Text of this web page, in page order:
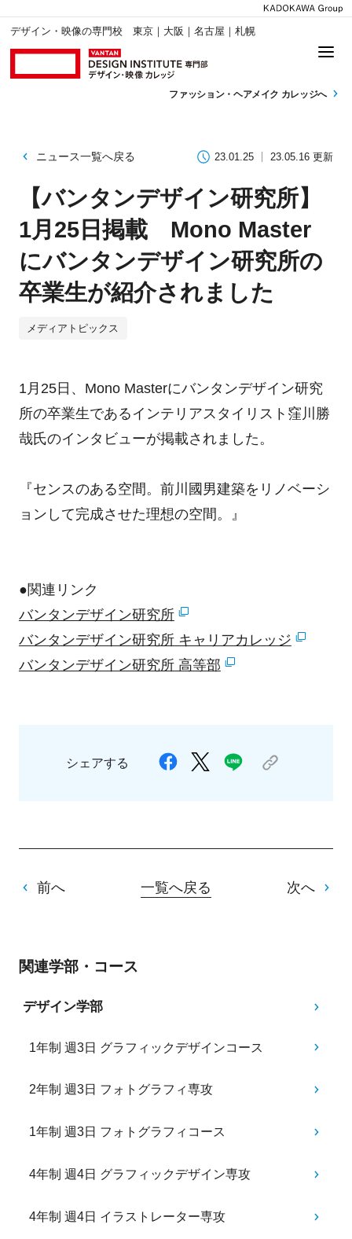
デザイン・映像の専門校 東京｜大阪｜名古屋｜札幌
ファッション・ ヘアメイク カレッジへ
ニュース一覧へ戻る 23.01.25 23.05.16 更新
【バンタンデザイン研究所】
1月25日掲載 Mono Master
にバンタンデザイン研究所の
卒業生が紹介されました
メディアトピックス
1月25日、Mono Masterにバンタンデザイン研究
所の卒業生であるインテリアスタイリスト窪川勝
哉氏のインタビューが掲載されました。
『センスのある空間。前川國男建築をリノベーシ
ョンして完成させた理想の空間。』
●関連リンク
バンタンデザイン研究所
バンタンデザイン研究所 キャリアカレッジ
バンタンデザイン研究所 高等部
シェアする
前へ 一覧へ戻る 次へ
関連学部・コース
デザイン学部
1年制 週3日 グラフィックデザインコース
2年制 週3日 フォトグラフィ専攻
1年制 週3日 フォトグラフィコース
4年制 週4日 グラフィックデザイン専攻
4年制 週4日 イラストレーター専攻